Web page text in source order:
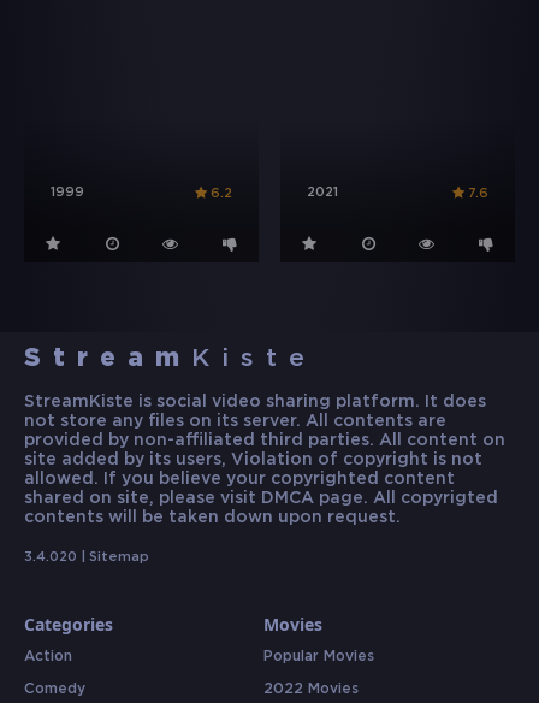
1999 6.2 2021 7.6
Stream Kiste
StreamKiste is social video sharing platform. It does
not store any files on its server. All contents are
provided by non-affiliated third parties. All content on
site added by its users, Violation of copyright is not
allowed. If you believe your copyrighted content
shared on site, please visit DMCA page. All copyrigted
contents will be taken down upon request.
3.4.020 | Sitemap
Categories
Action
Comedy
Movies
Popular Movies
2022 Movies